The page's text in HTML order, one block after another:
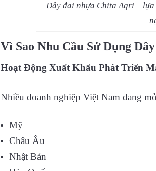
Dây đai nhựa Chita Agri –
Vì Sao Nhu Cầu Sử Dụng
Hoạt Động Xuất Khẩu Phát Triển
Nhiều doanh nghiệp Việt Nam đang
Mỹ
Châu Âu
Nhật Bản